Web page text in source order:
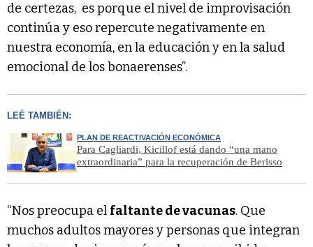
de certezas, es porque el nivel de improvisación
continúa y eso repercute negativamente en
nuestra economía, en la educación y en la salud
emocional de los bonaerenses”.
LEÉ TAMBIÉN:
PLAN DE REACTIVACIÓN ECONÓMICA
Para Cagliardi, Kicillof está dando “una mano
extraordinaria” para la recuperación de Berisso
“Nos preocupa el faltante de vacunas. Que
muchos adultos mayores y personas que integran